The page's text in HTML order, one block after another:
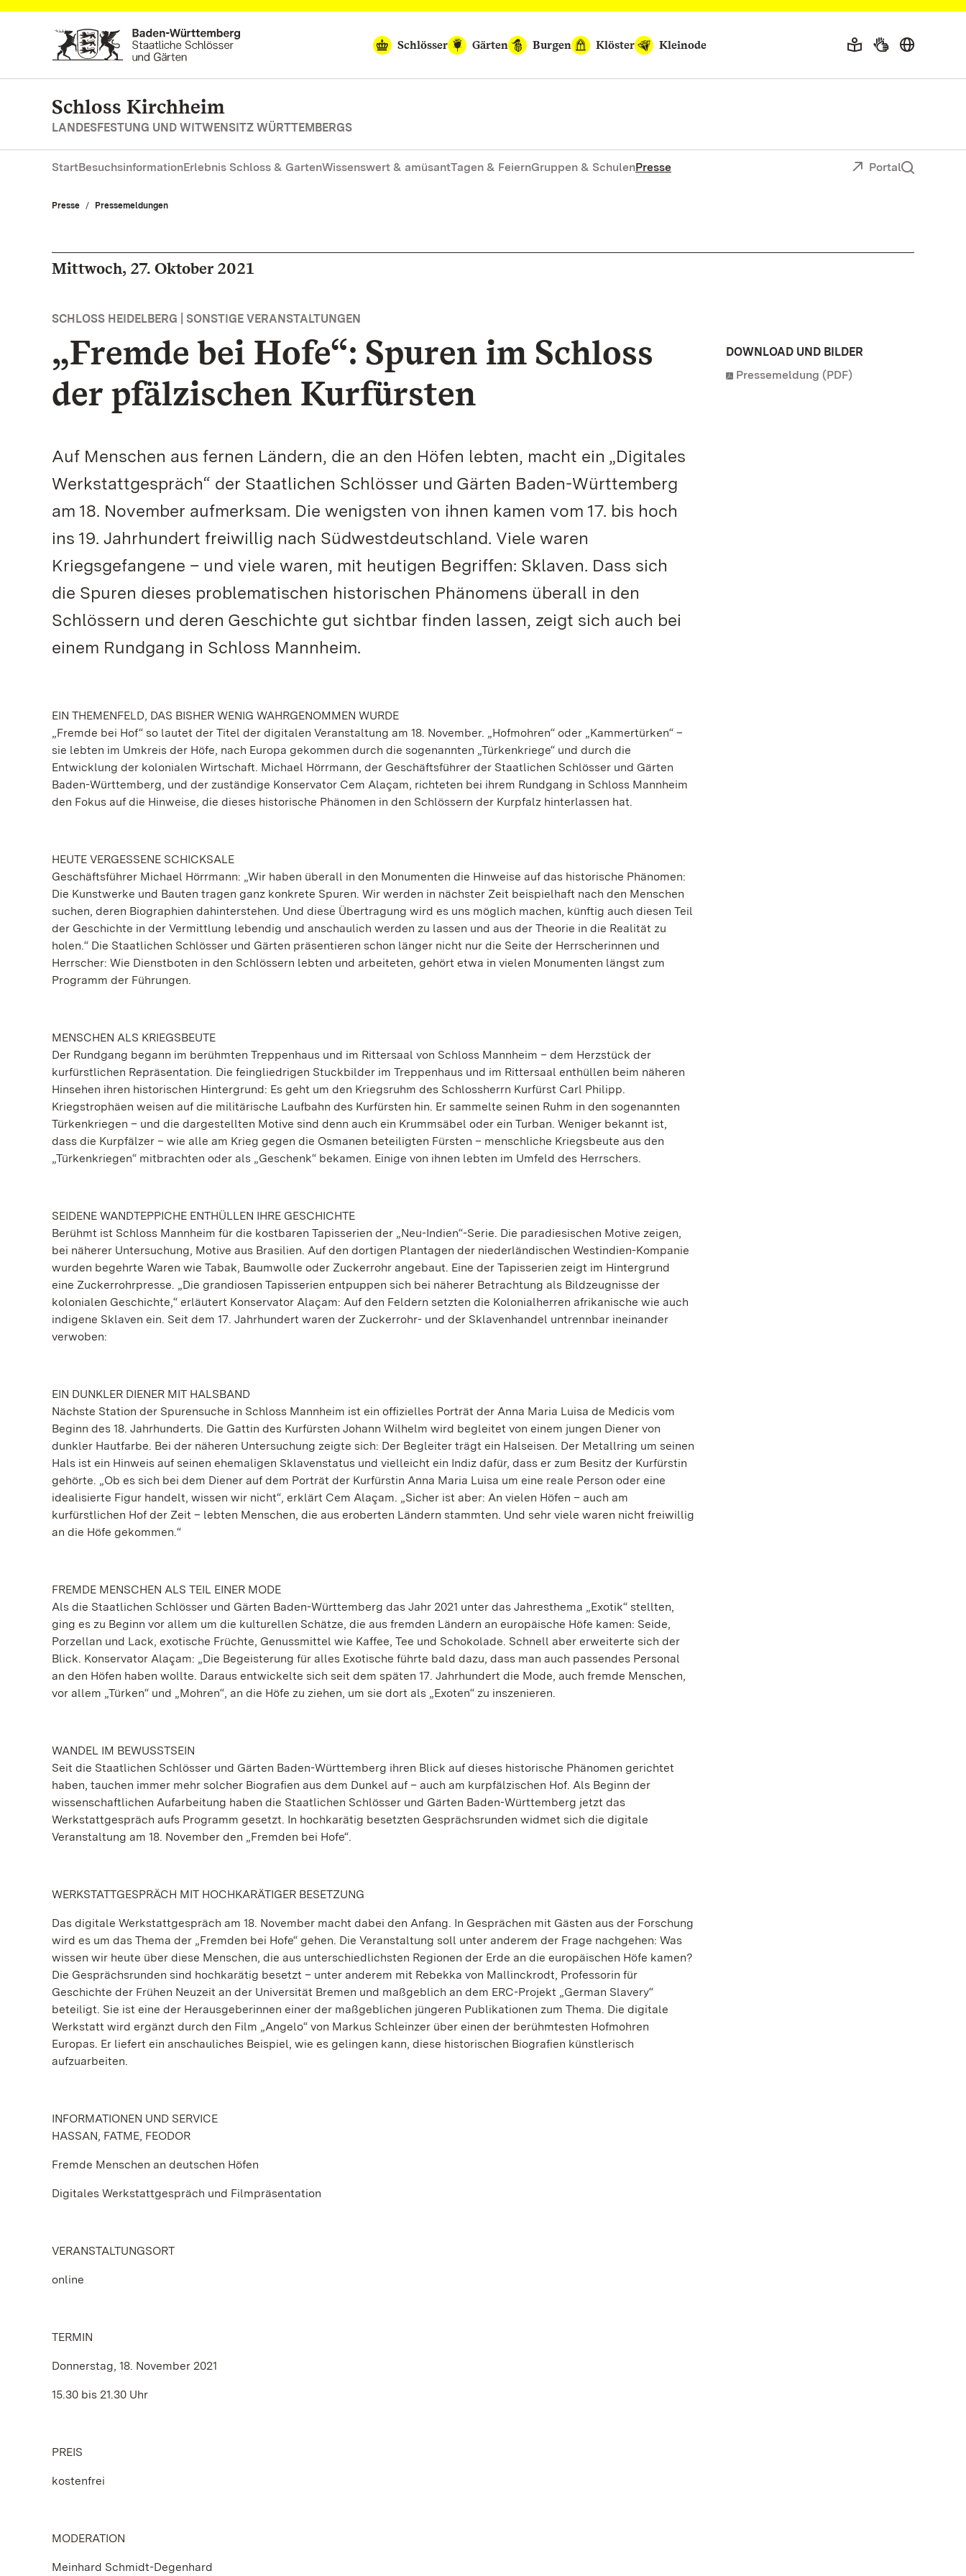
Zum Hauptinhalt springen
Schlösser
Gärten Burgen Klöster Kleinode
Schloss Kirchheim
LANDESFESTUNG UND WITWENSITZ WÜRTTEMBERGS
StartBesuchsinformationErlebnis Schloss & GartenWissenswert & amüsantTagen & FeiernGruppen & SchulenPresse Portal
Presse Pressemeldungen
Mittwoch, 27. Oktober 2021
SCHLOSS HEIDELBERG | SONSTIGE VERANSTALTUNGEN
„Fremde bei Hofe“: Spuren im Schloss
der pfälzischen Kurfürsten
Auf Menschen aus fernen Ländern, die an den Höfen lebten, macht ein „Digitales
Werkstattgespräch“ der Staatlichen Schlösser und Gärten Baden-Württemberg
am 18. November aufmerksam. Die wenigsten von ihnen kamen vom 17. bis hoch
ins 19. Jahrhundert freiwillig nach Südwestdeutschland. Viele waren
Kriegsgefangene – und viele waren, mit heutigen Begriffen: Sklaven. Dass sich
die Spuren dieses problematischen historischen Phänomens überall in den
Schlössern und deren Geschichte gut sichtbar finden lassen, zeigt sich auch bei
einem Rundgang in Schloss Mannheim.
EIN THEMENFELD, DAS BISHER WENIG WAHRGENOMMEN WURDE
„Fremde bei Hof“ so lautet der Titel der digitalen Veranstaltung am 18. November. „Hofmohren“ oder „Kammertürken“ –
sie lebten im Umkreis der Höfe, nach Europa gekommen durch die sogenannten „Türkenkriege“ und durch die
Entwicklung der kolonialen Wirtschaft. Michael Hörrmann, der Geschäftsführer der Staatlichen Schlösser und Gärten
Baden-Württemberg, und der zuständige Konservator Cem Alaçam, richteten bei ihrem Rundgang in Schloss Mannheim
den Fokus auf die Hinweise, die dieses historische Phänomen in den Schlössern der Kurpfalz hinterlassen hat.
HEUTE VERGESSENE SCHICKSALE
Geschäftsführer Michael Hörrmann: „Wir haben überall in den Monumenten die Hinweise auf das historische Phänomen:
Die Kunstwerke und Bauten tragen ganz konkrete Spuren. Wir werden in nächster Zeit beispielhaft nach den Menschen
suchen, deren Biographien dahinterstehen. Und diese Übertragung wird es uns möglich machen, künftig auch diesen Teil
der Geschichte in der Vermittlung lebendig und anschaulich werden zu lassen und aus der Theorie in die Realität zu
holen.“ Die Staatlichen Schlösser und Gärten präsentieren schon länger nicht nur die Seite der Herrscherinnen und
Herrscher: Wie Dienstboten in den Schlössern lebten und arbeiteten, gehört etwa in vielen Monumenten längst zum
Programm der Führungen.
MENSCHEN ALS KRIEGSBEUTE
Der Rundgang begann im berühmten Treppenhaus und im Rittersaal von Schloss Mannheim – dem Herzstück der
kurfürstlichen Repräsentation. Die feingliedrigen Stuckbilder im Treppenhaus und im Rittersaal enthüllen beim näheren
Hinsehen ihren historischen Hintergrund: Es geht um den Kriegsruhm des Schlossherrn Kurfürst Carl Philipp.
Kriegstrophäen weisen auf die militärische Laufbahn des Kurfürsten hin. Er sammelte seinen Ruhm in den sogenannten
Türkenkriegen – und die dargestellten Motive sind denn auch ein Krummsäbel oder ein Turban. Weniger bekannt ist,
dass die Kurpfälzer – wie alle am Krieg gegen die Osmanen beteiligten Fürsten – menschliche Kriegsbeute aus den
„Türkenkriegen“ mitbrachten oder als „Geschenk“ bekamen. Einige von ihnen lebten im Umfeld des Herrschers.
SEIDENE WANDTEPPICHE ENTHÜLLEN IHRE GESCHICHTE
Berühmt ist Schloss Mannheim für die kostbaren Tapisserien der „Neu-Indien“-Serie. Die paradiesischen Motive zeigen,
bei näherer Untersuchung, Motive aus Brasilien. Auf den dortigen Plantagen der niederländischen Westindien-Kompanie
wurden begehrte Waren wie Tabak, Baumwolle oder Zuckerrohr angebaut. Eine der Tapisserien zeigt im Hintergrund
eine Zuckerrohrpresse. „Die grandiosen Tapisserien entpuppen sich bei näherer Betrachtung als Bildzeugnisse der
kolonialen Geschichte,“ erläutert Konservator Alaçam: Auf den Feldern setzten die Kolonialherren afrikanische wie auch
indigene Sklaven ein. Seit dem 17. Jahrhundert waren der Zuckerrohr- und der Sklavenhandel untrennbar ineinander
verwoben:
EIN DUNKLER DIENER MIT HALSBAND
Nächste Station der Spurensuche in Schloss Mannheim ist ein offizielles Porträt der Anna Maria Luisa de Medicis vom
Beginn des 18. Jahrhunderts. Die Gattin des Kurfürsten Johann Wilhelm wird begleitet von einem jungen Diener von
dunkler Hautfarbe. Bei der näheren Untersuchung zeigte sich: Der Begleiter trägt ein Halseisen. Der Metallring um seinen
Hals ist ein Hinweis auf seinen ehemaligen Sklavenstatus und vielleicht ein Indiz dafür, dass er zum Besitz der Kurfürstin
gehörte. „Ob es sich bei dem Diener auf dem Porträt der Kurfürstin Anna Maria Luisa um eine reale Person oder eine
idealisierte Figur handelt, wissen wir nicht“, erklärt Cem Alaçam. „Sicher ist aber: An vielen Höfen – auch am
kurfürstlichen Hof der Zeit – lebten Menschen, die aus eroberten Ländern stammten. Und sehr viele waren nicht freiwillig
an die Höfe gekommen.“
FREMDE MENSCHEN ALS TEIL EINER MODE
Als die Staatlichen Schlösser und Gärten Baden-Württemberg das Jahr 2021 unter das Jahresthema „Exotik“ stellten,
ging es zu Beginn vor allem um die kulturellen Schätze, die aus fremden Ländern an europäische Höfe kamen: Seide,
Porzellan und Lack, exotische Früchte, Genussmittel wie Kaffee, Tee und Schokolade. Schnell aber erweiterte sich der
Blick. Konservator Alaçam: „Die Begeisterung für alles Exotische führte bald dazu, dass man auch passendes Personal
an den Höfen haben wollte. Daraus entwickelte sich seit dem späten 17. Jahrhundert die Mode, auch fremde Menschen,
vor allem „Türken“ und „Mohren“, an die Höfe zu ziehen, um sie dort als „Exoten“ zu inszenieren.
WANDEL IM BEWUSSTSEIN
Seit die Staatlichen Schlösser und Gärten Baden-Württemberg ihren Blick auf dieses historische Phänomen gerichtet
haben, tauchen immer mehr solcher Biografien aus dem Dunkel auf – auch am kurpfälzischen Hof. Als Beginn der
wissenschaftlichen Aufarbeitung haben die Staatlichen Schlösser und Gärten Baden-Württemberg jetzt das
Werkstattgespräch aufs Programm gesetzt. In hochkarätig besetzten Gesprächsrunden widmet sich die digitale
Veranstaltung am 18. November den „Fremden bei Hofe“.
WERKSTATTGESPRÄCH MIT HOCHKARÄTIGER BESETZUNG
Das digitale Werkstattgespräch am 18. November macht dabei den Anfang. In Gesprächen mit Gästen aus der Forschung
wird es um das Thema der „Fremden bei Hofe“ gehen. Die Veranstaltung soll unter anderem der Frage nachgehen: Was
wissen wir heute über diese Menschen, die aus unterschiedlichsten Regionen der Erde an die europäischen Höfe kamen?
Die Gesprächsrunden sind hochkarätig besetzt – unter anderem mit Rebekka von Mallinckrodt, Professorin für
Geschichte der Frühen Neuzeit an der Universität Bremen und maßgeblich an dem ERC-Projekt „German Slavery“
beteiligt. Sie ist eine der Herausgeberinnen einer der maßgeblichen jüngeren Publikationen zum Thema. Die digitale
Werkstatt wird ergänzt durch den Film „Angelo“ von Markus Schleinzer über einen der berühmtesten Hofmohren
Europas. Er liefert ein anschauliches Beispiel, wie es gelingen kann, diese historischen Biografien künstlerisch
aufzuarbeiten.
INFORMATIONEN UND SERVICE
HASSAN, FATME, FEODOR
Fremde Menschen an deutschen Höfen
Digitales Werkstattgespräch und Filmpräsentation
VERANSTALTUNGSORT
online
TERMIN
Donnerstag, 18. November 2021
15.30 bis 21.30 Uhr
PREIS
kostenfrei
MODERATION
Meinhard Schmidt-Degenhard
DOWNLOAD UND BILDER
Pressemeldung (PDF)